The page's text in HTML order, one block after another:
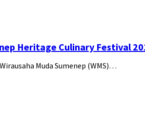
Heritage Culinary Festival
Muda Sumenep (WMS)…